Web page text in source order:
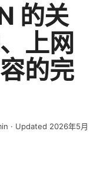
的关
上网
的完
· Updated 2026年5月